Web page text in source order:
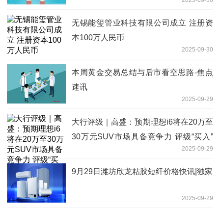
无锡能玺管业科技有限公司成立 注册资
本100万人民币
2025-09-30
本周黄金交易总结与后市看空思路-焦点
速讯
2025-09-29
大行评级｜高盛：预期理想i6将在20万至
30万元SUV市场具备竞争力 评级“买入”
2025-09-29
9月29日潍坊欣龙粘胶短纤价格快讯|独家
2025-09-29